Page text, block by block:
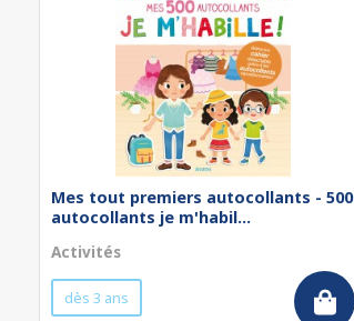
Mes tout premiers autocollants - 500
autocollants je m'habil...
Activités
dès 3 ans